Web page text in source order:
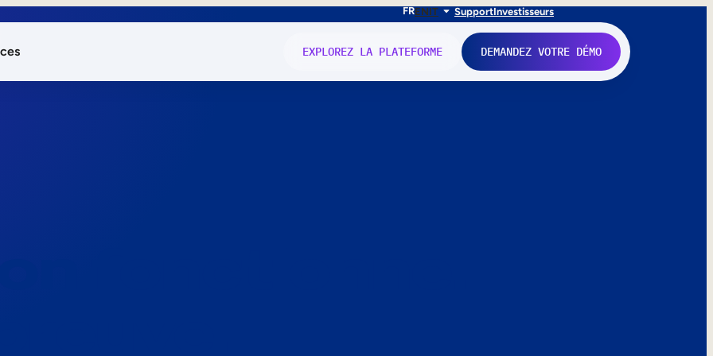
FRENIT SupportInvestisseurs
EXPLOREZ LA PLATEFORME DEMANDEZ VOTRE DÉMO